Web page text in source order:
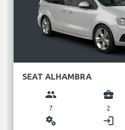
SEAT ALHAMBRA
group
7
business_center
2
miscellaneous_services login